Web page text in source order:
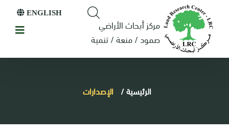
مركز أبحاث الأراضي
صمود / منعة / تنمية
ENGLISH
الرئيسية/ الإصدارات